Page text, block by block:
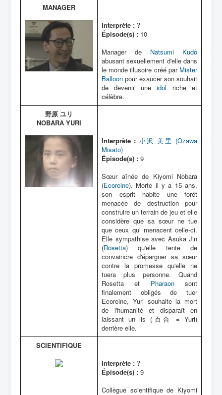
MANAGER
Interprète : ?
Épisode(s) : 10
Manager de Natsumi Kudô
abusant sexuellement d'elle dans
le monde illusoire créé par Mister
Balloon pour exaucer son souhait
de devenir uneidol riche et
célèbre.
野原 ユリ
NOBARA YURI
Interprète : 小沢 美里 (Ozawa
Misato)
Épisode(s) : 9
Sœur aînée de Kiyomi Nobara
(Ecoreine). Morte il y a 15 ans,
son esprit habite une forêt
menacée de destruction pour
construire un terrain de jeu et elle
considère que sa sœur ne tue
que ceux qui menacent celle-ci.
Elle sympathise avec Asuka Jin
(Rosetta) qu'elle tente de
convaincre d'épargner sa sœur
contre la promesse qu'elle ne
tuera plus personne. Quand
Rosetta et Pharaonsont
finalement obligés de tuer
Ecoreine, Yuri souhaite la mort
de l'humanité et disparaît en
laissant un lis (百合 = Yuri)
derrière elle.
SCIENTIFIQUE
Interprète : ?
Épisode(s) : 9
Collègue scientifique de Kiyomi